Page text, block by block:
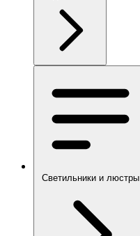
Светильники и люстры